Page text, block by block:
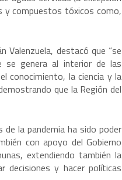
y compuestos tóxicos como,
Valenzuela, destacó que “se
se genera al interior de las
conocimiento, la ciencia y la
que la Región del
de la pandemia ha sido poder
con apoyo del Gobierno
extendiendo también la
decisiones y hacer políticas